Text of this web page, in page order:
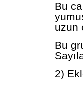
Bu
uzun
Bu
2)